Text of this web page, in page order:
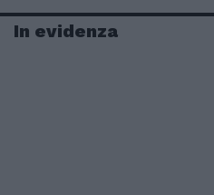
In evidenza